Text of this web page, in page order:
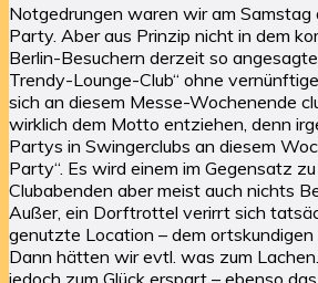
Notgedrungen waren wir am Samstag
Party. Aber aus Prinzip nicht in dem
Berlin-Besuchern derzeit so
Trendy-Lounge-Club“ ohne
sich an diesem Messe-Wochenende
wirklich dem Motto entziehen, denn
Partys in Swingerclubs an diesem
Party“. Es wird einem im Gegensatz
Clubabenden aber meist auch nichts
Außer, ein Dorftrottel verirrt sich
genutzte Location – dem ortskundigen
Dann hätten wir evtl. was zum
jedoch zum Glück erspart – ebenso